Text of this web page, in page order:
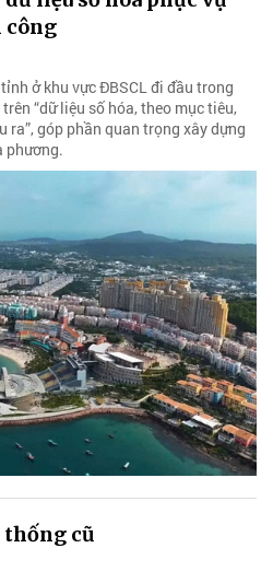
công
ở khu vực ĐBSCL đi đầu trong
“dữ liệu số hóa, theo mục tiêu,
ra”, góp phần quan trọng xây dựng
phương.
thống cũ